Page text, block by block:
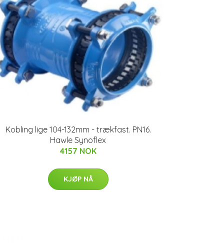
Kobling lige 104-132mm - trækfast. PN16.
Hawle Synoflex
4157 NOK
KJØP NÅ